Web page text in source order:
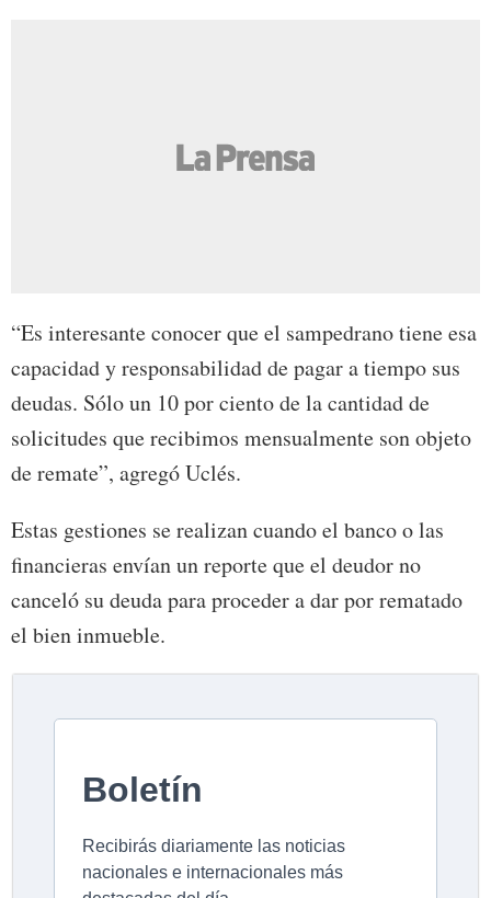
“Es interesante conocer que el sampedrano tiene esa
capacidad y responsabilidad de pagar a tiempo sus
deudas. Sólo un 10 por ciento de la cantidad de
solicitudes que recibimos mensualmente son objeto
de remate”, agregó Uclés.
Estas gestiones se realizan cuando el banco o las
financieras envían un reporte que el deudor no
canceló su deuda para proceder a dar por rematado
el bien inmueble.